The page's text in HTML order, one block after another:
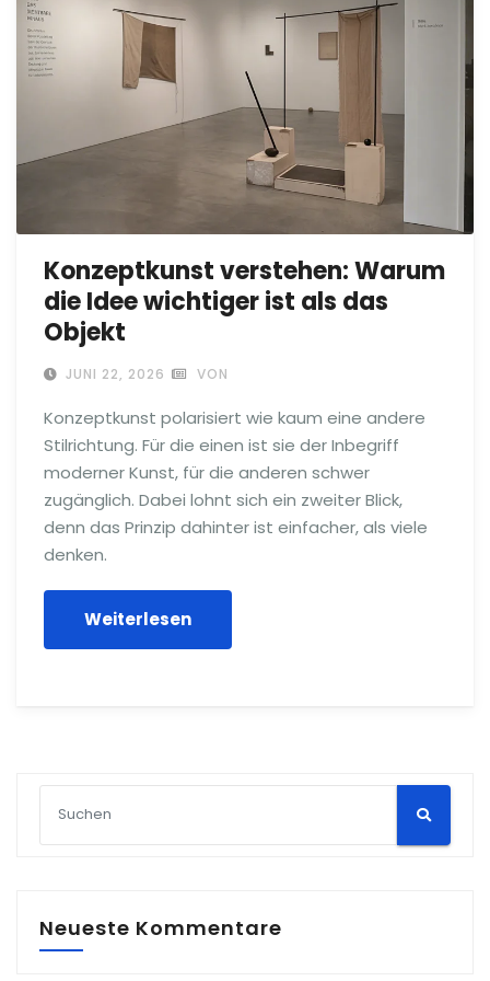
Konzeptkunst verstehen: Warum
die Idee wichtiger ist als das
Objekt
JUNI 22, 2026 VON
Konzeptkunst polarisiert wie kaum eine andere
Stilrichtung. Für die einen ist sie der Inbegriff
moderner Kunst, für die anderen schwer
zugänglich. Dabei lohnt sich ein zweiter Blick,
denn das Prinzip dahinter ist einfacher, als viele
denken.
Weiterlesen
Neueste Kommentare